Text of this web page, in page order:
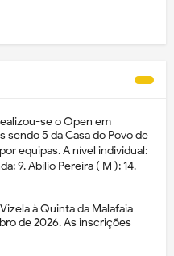
se o Open em
sendo 5 da Casa do Povo de
equipas. A nível individual:
9. Abílio Pereira ( M ); 14.
à Quinta da Malafaia
de 2026. As inscrições